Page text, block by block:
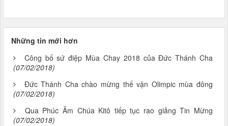
Những tin mới hơn
Công bố sứ điệp Mùa Chay 2018 của Đức Thánh Cha
(07/02/2018)
Đức Thánh Cha chào mừng thế vận Olimpic mùa đông
(07/02/2018)
Qua Phúc Âm Chúa Kitô tiếp tục rao giảng Tin Mừng
(07/02/2018)